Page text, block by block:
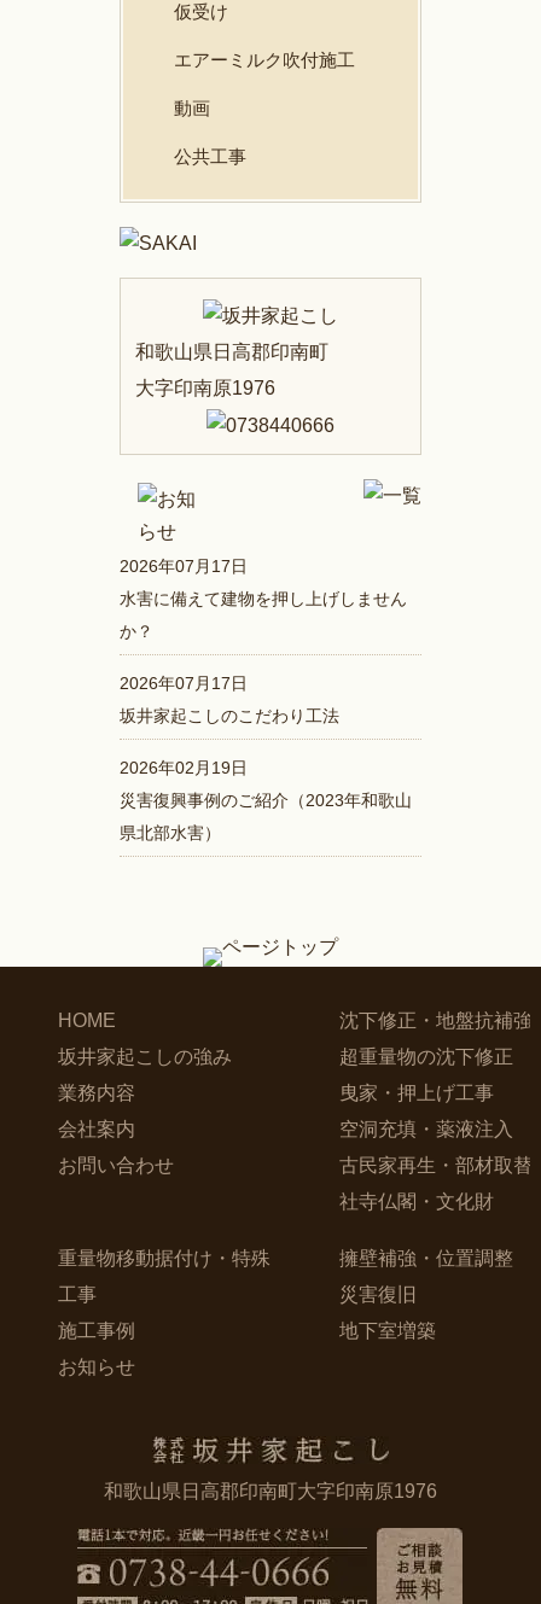
仮受け
エアーミルク吹付施工
動画
公共工事
和歌山県日高郡印南町
大字印南原1976
2026年07月17日
水害に備えて建物を押し上げしません
か？
2026年07月17日
坂井家起こしのこだわり工法
2026年02月19日
災害復興事例のご紹介（2023年和歌山
県北部水害）
HOME
坂井家起こしの強み
業務内容
会社案内
お問い合わせ
沈下修正・地盤抗補強
超重量物の沈下修正
曳家・押上げ工事
空洞充填・薬液注入
古民家再生・部材取替
社寺仏閣・文化財
重量物移動据付け・特殊
工事
施工事例
お知らせ
擁壁補強・位置調整
災害復旧
地下室増築
和歌山県日高郡印南町大字印南原1976